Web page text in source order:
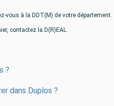
vous à la DDT(M) de votre département.
contactez la D(R)EAL.
?
dans Duplos ?